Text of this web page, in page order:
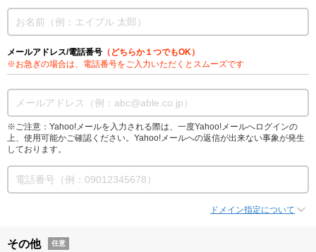
メールアドレス/電話番号 （どちらか１つでもOK）
※お急ぎの場合は、電話番号をご入力いただくとスムーズです
※ご注意：Yahoo!メールを入力される際は、一度Yahoo!メールへログインの
上、使用可能かご確認ください。Yahoo!メールへの返信が出来ない事象が発生
しております。
ドメイン指定について
その他 任意